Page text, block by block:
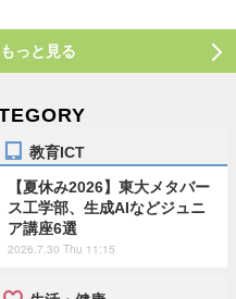
っと見る
教育ICT
【夏休み2026】東大メタバー
ス工学部、生成AIなどジュニ
ア講座6選
2026.7.30 Thu 11:15